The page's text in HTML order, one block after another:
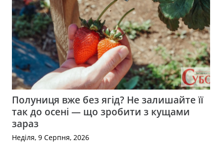
Полуниця вже без ягід? Не залишайте її
так до осені — що зробити з кущами
зараз
Неділя, 9 Серпня, 2026